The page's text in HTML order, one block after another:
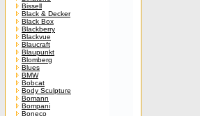
Bissell
Black & Decker
Black Box
Blackberry
Blackvue
Blaucraft
Blaupunkt
Blomberg
Blues
BMW
Bobcat
Body Sculpture
Bomann
Bompani
Boneco